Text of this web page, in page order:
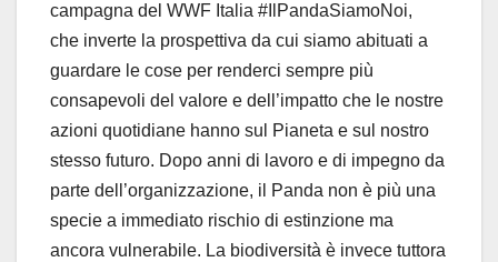
campagna del WWF Italia # IlPandaSiamoNoi,
che inverte la prospettiva da cui siamo abituati a
guardare le cose per renderci sempre più
consapevoli del valore e dell’impatto che le nostre
azioni quotidiane hanno sul Pianeta e sul nostro
stesso futuro. Dopo anni di lavoro e di impegno da
parte dell’organizzazione, il Panda non è più una
specie a immediato rischio di estinzione ma
ancora vulnerabile. La biodiversità è invece tuttora